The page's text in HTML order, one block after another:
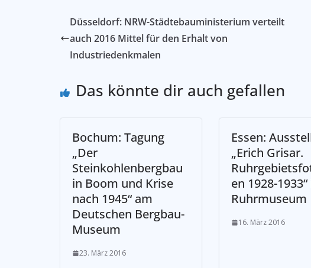
Düsseldorf: NRW-Städtebauministerium verteilt
auch 2016 Mittel für den Erhalt von
Industriedenkmalen
Das könnte dir auch gefallen
Bochum: Tagung
„Der
Steinkohlenbergbau
in Boom und Krise
nach 1945“ am
Deutschen Bergbau-
Museum
23. März 2016
Essen:
„Erich Grisar.
en 1928-
Ruhrmuseum
16. März 2016